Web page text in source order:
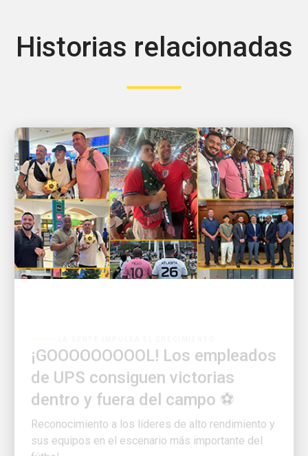
Historias relacionadas
de UPS consiguen victorias
dentro y fuera del campo ⚽
Reconocimiento a los líderes de alto rendimiento y
sus equipos en el escenario más importante del
fútbol